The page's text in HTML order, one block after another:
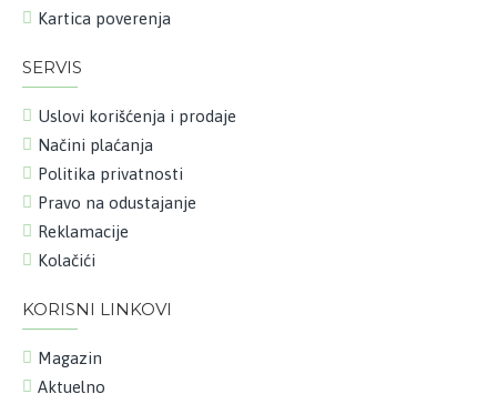
Kartica poverenja
SERVIS
Uslovi korišćenja i prodaje
Načini plaćanja
Politika privatnosti
Pravo na odustajanje
Reklamacije
Kolačići
KORISNI LINKOVI
Magazin
Aktuelno